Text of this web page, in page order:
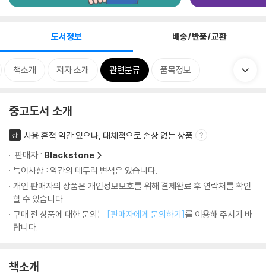
도서정보 배송/반품/교환
책소개 저자 소개 관련분류 품목정보
중고도서 소개
상
사용 흔적 약간 있으나, 대체적으로 손상 없는 상품
판매자 : Blackstone
특이사항 : 약간의 테두리 변색은 있습니다.
개인 판매자의 상품은 개인정보보호를 위해 결제완료 후 연락처를 확인
할 수 있습니다.
구매 전 상품에 대한 문의는 [판매자에게 문의하기]를 이용해 주시기 바
랍니다.
책소개